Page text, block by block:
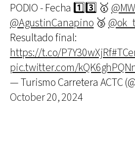
PODIO - Fecha 1️⃣3️⃣ 🥇
@AgustinCanapino 🥉
Resultado final:
https://t.co/P7Y30wXjRf
pic.twitter.com/
— Turismo Carretera ACTC
October 20, 2024